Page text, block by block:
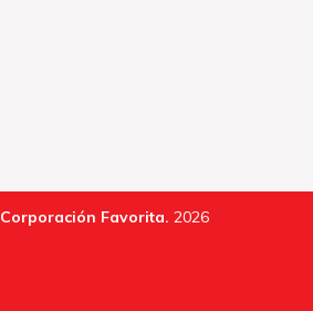
Corporación Favorita. 2026